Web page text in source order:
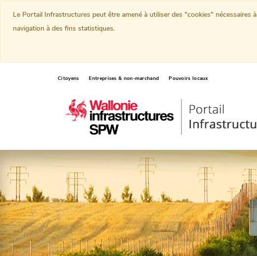
Citoyens Entreprises & non-marchand Pouvoirs locaux
Le Portail Infrastructures peut être amené à utiliser des "cookies"
navigation à des fins statistiques.